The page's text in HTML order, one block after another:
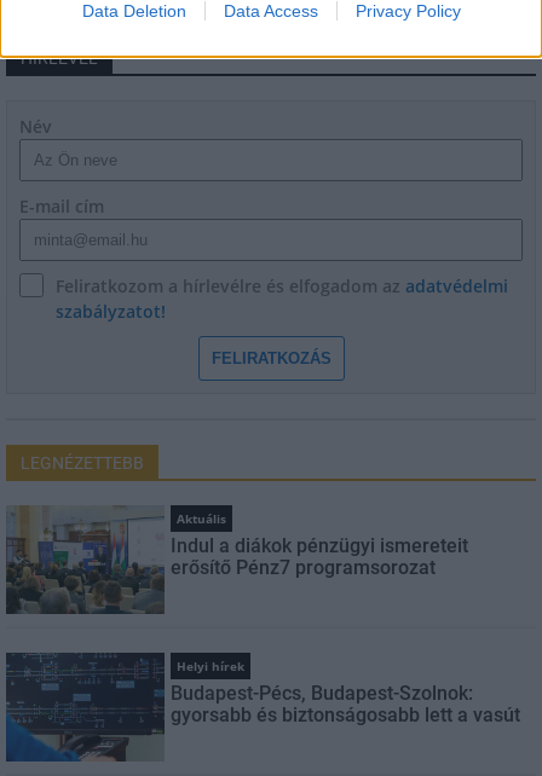
Data Deletion Data Access Privacy Policy
HÍRLEVÉL
Név
E-mail cím
Feliratkozom a hírlevélre és elfogadom az adatvédelmi
szabályzatot!
FELIRATKOZÁS
LEGNÉZETTEBB
Aktuális
Indul a diákok pénzügyi ismereteit
erősítő Pénz7 programsorozat
Helyi hírek
Budapest-Pécs, Budapest-Szolnok:
gyorsabb és biztonságosabb lett a vasút